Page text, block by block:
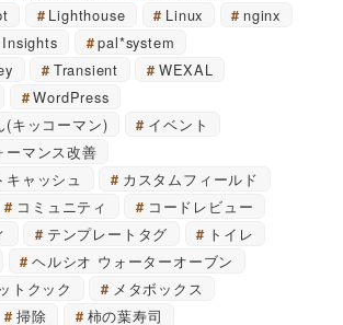
Lighthouse Linux
nginx
pal*system
Transient
WEXAL
WordPress
(キッコーマン)
イベント
ーマンス改善
ャッシュ
カスタムフィールド
コミュニティ
コードレビュー
テンプレートタグ
トイレ
ヘルシオ ウォーターオーブン
トクック
メタボックス
掃除 柿の葉寿司